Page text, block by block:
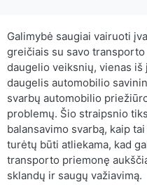
Galimybė saugiai vairuoti
greičiais su savo
daugelio veiksnių, vienas iš
daugelis automobilio
svarbų automobilio
problemų. Šio straipsnio
balansavimo svarbą, kaip
turėtų būti atliekama, kad
transporto priemonę
sklandų ir saugų važiavimą.